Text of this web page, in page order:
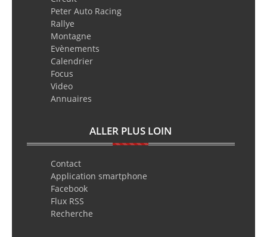
Peter Auto Racing
Rallye
Montagne
Evènements
Calendrier
Focus
Video
Annuaires
ALLER PLUS LOIN
Contact
Application smartphone
Facebook
Flux RSS
Recherche